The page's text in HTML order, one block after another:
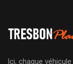
Ici, chaque